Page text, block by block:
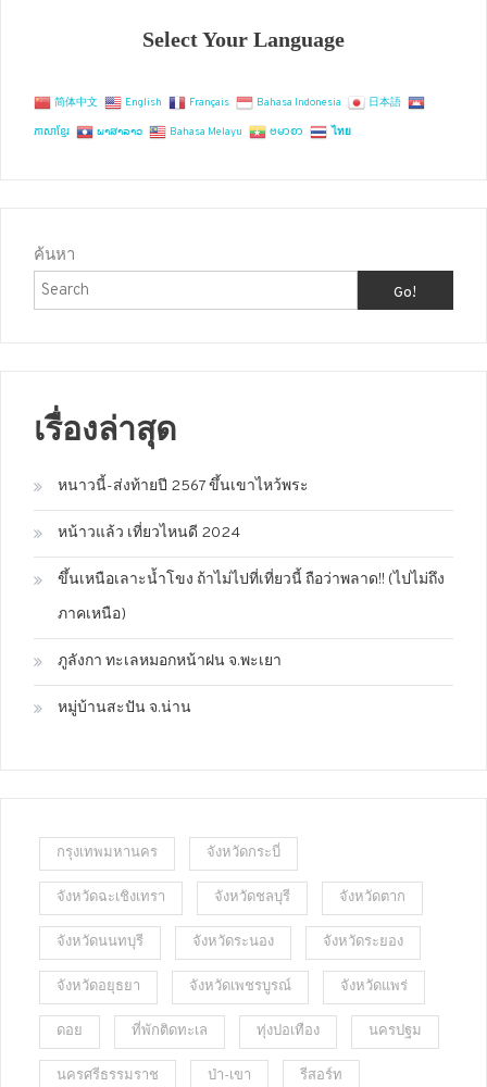
Select Your Language
简体中文 English Français Bahasa Indonesia 日本語
ភាសាខ្មែរ ພາສາລາວ Bahasa Melayu ဗမာစာ ไทย
ค้นหา
Go!
เรื่องล่าสุด
หนาวนี้-ส่งท้ายปี 2567 ขึ้นเขาไหว้พระ
หน้าวแล้ว เที่ยวไหนดี 2024
ขึ้นเหนือเลาะน้ำโขง ถ้าไม่ไปที่เที่ยวนี้ ถือว่าพลาด!! (ไปไม่ถึง
ภาคเหนือ)
ภูลังกา ทะเลหมอกหน้าฝน จ.พะเยา
หมู่บ้านสะปัน จ.น่าน
กรุงเทพมหานคร จังหวัดกระบี่
จังหวัดฉะเชิงเทรา จังหวัดชลบุรี จังหวัดตาก
จังหวัดนนทบุรี จังหวัดระนอง จังหวัดระยอง
จังหวัดอยุธยา จังหวัดเพชรบูรณ์ จังหวัดแพร่
ดอย ที่พักติดทะเล ทุ่งปอเทือง นครปฐม
นครศรีธรรมราช ป่า-เขา รีสอร์ท